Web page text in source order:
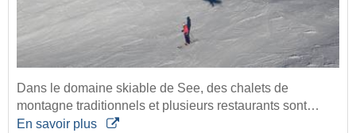
Dans le domaine skiable de See, des chalets de
montagne traditionnels et plusieurs restaurants sont…
En savoir plus